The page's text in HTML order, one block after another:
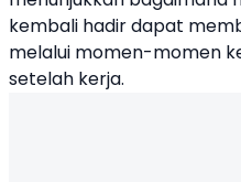
kembali hadir dapat
melalui momen-momen
setelah kerja.